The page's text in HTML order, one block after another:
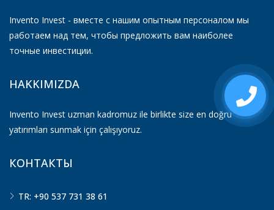
Invento Invest - вместе с нашим опытным персоналом мы
работаем над тем, чтобы предложить вам наиболее
точные инвестиции.
HAKKIMIZDA
Invento Invest uzman kadromuz ile birlikte size en doğru
yatırımları sunmak için çalışıyoruz.
КОНТАКТЫ
TR: +90 537 731 38 61